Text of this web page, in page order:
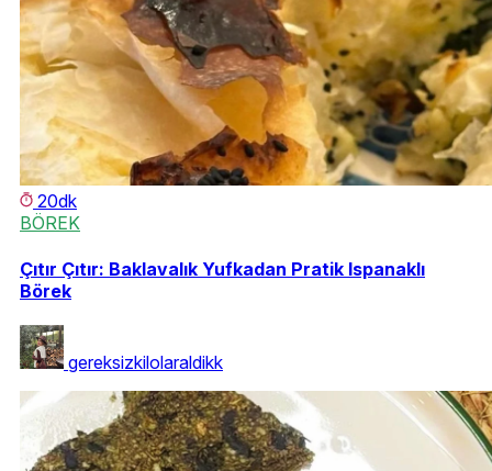
20dk
BÖREK
Çıtır Çıtır: Baklavalık Yufkadan Pratik Ispanaklı
Börek
gereksizkilolaraldikk